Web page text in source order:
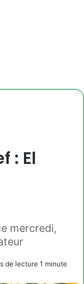
: El
mercredi,
de lecture 1 minute